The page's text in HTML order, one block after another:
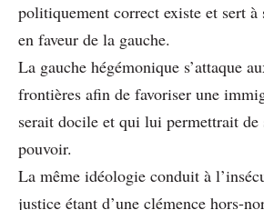
politiquement correct existe et sert à
en faveur de la gauche.
La gauche hégémonique s’attaque
frontières afin de favoriser une
serait docile et qui lui permettrait de
pouvoir.
La même idéologie conduit à
justice étant d’une clémence hors-